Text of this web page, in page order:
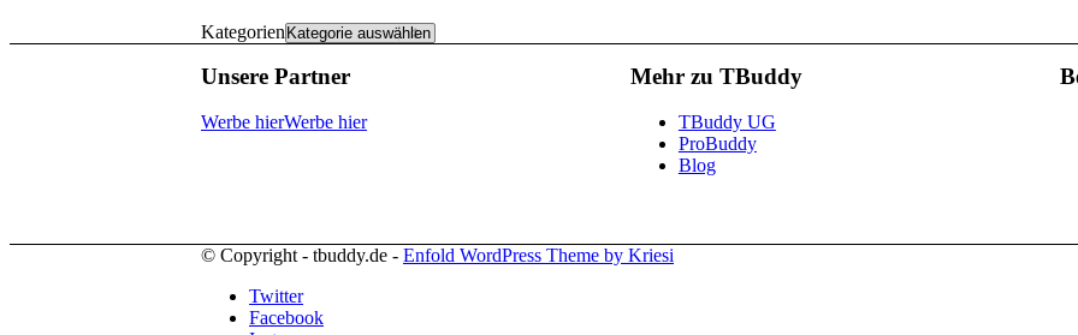
Kategorien
Unsere Partner
Werbe hierWerbe hier
Mehr zu TBuddy
TBuddy UG
ProBuddy
Blog
© Copyright - tbuddy.de - Enfold WordPress Theme by Kriesi
Twitter
Facebook